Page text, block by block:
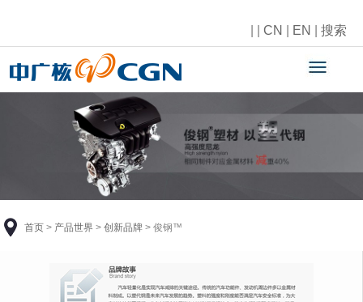
CN EN 搜索
首页 > 产品世界 > 创新品牌 > 俊钢™